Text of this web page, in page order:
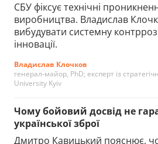
СБУ фіксує технічні
виробництва. Владислав
вибудувати системну
інновації.
Владислав Клочков
генерал-майор, PhD; експерт із
University Kyiv
Чому бойовий досвід не
української зброї
Дмитро Кавицький пояснює,